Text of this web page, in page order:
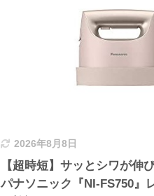
2026年8月8日
【超時短】サッとシワが伸
パナソニック『NI-FS750』